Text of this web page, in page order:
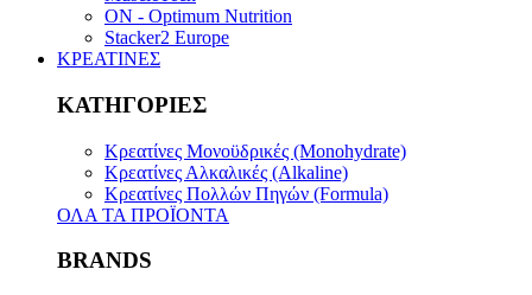
ON - Optimum Nutrition
Stacker2 Europe
ΚΡΕΑΤΙΝΕΣ
ΚΑΤΗΓΟΡΙΕΣ
Κρεατίνες Μονοϋδρικές (Monohydrate)
Κρεατίνες Αλκαλικές (Alkaline)
Κρεατίνες Πολλών Πηγών (Formula)
ΟΛΑ ΤΑ ΠΡΟΪΟΝΤΑ
BRANDS